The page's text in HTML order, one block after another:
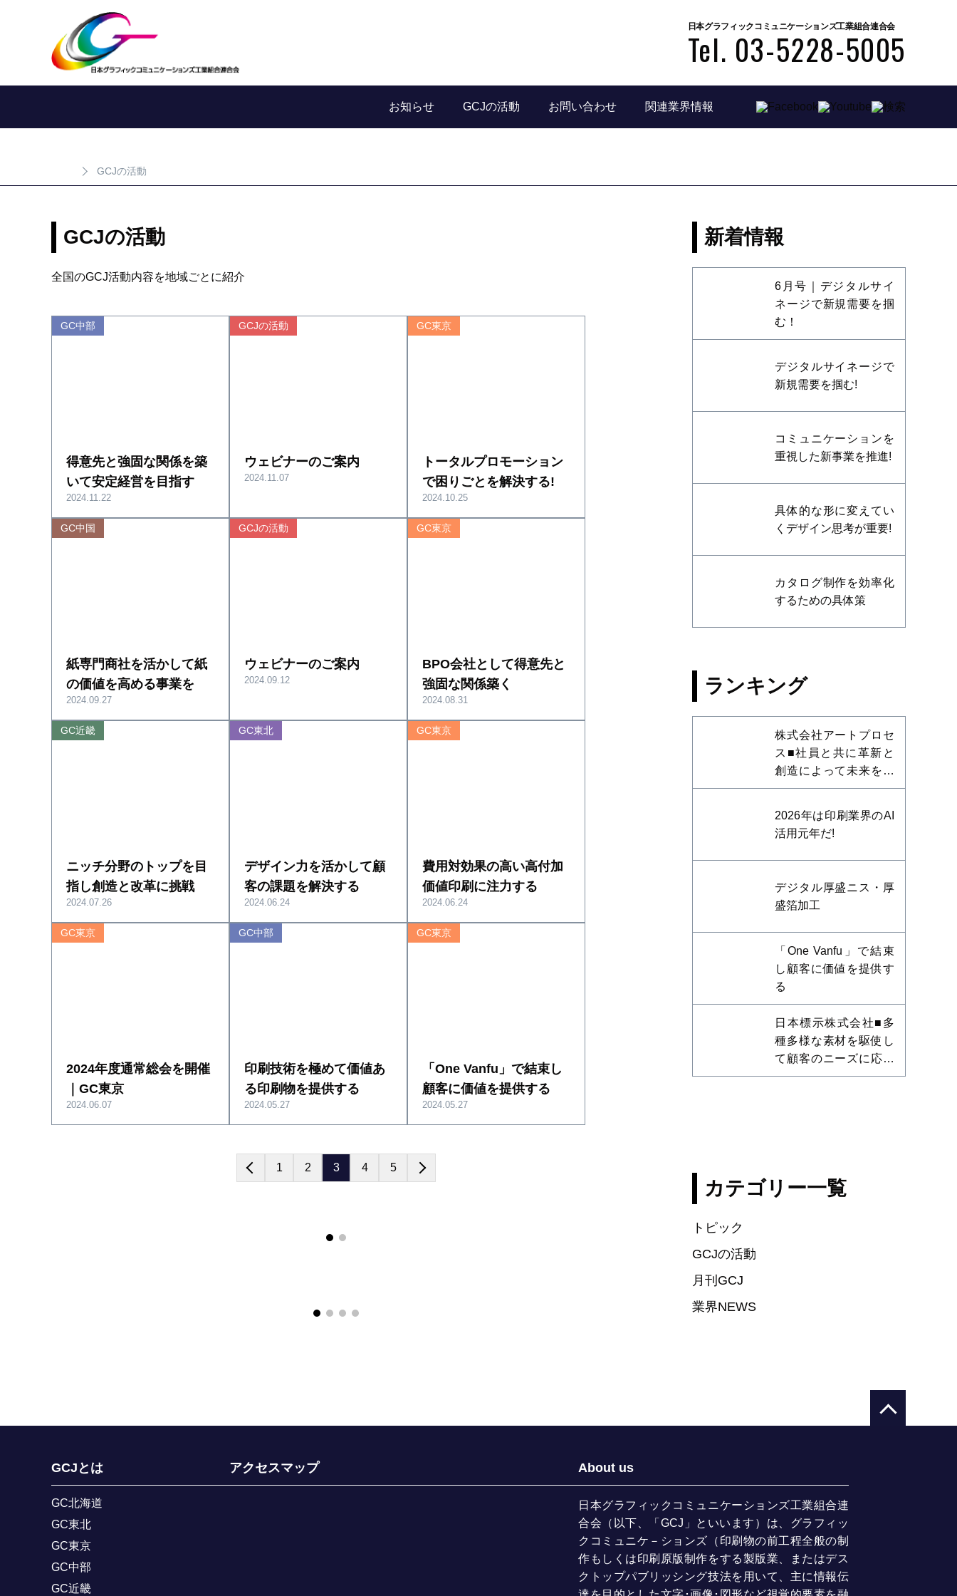
日本グラフィックコミュニケーションズ工業組合連合会
Tel. 03-5228-5005
お知らせ GCJの活動 お問い合わせ 関連業界情報
GCJの活動
GCJの活動
全国のGCJ活動内容を地域ごとに紹介
GC中部
得意先と強固な関係を築
いて安定経営を目指す
2024.11.22
GCJの活動
ウェビナーのご案内
2024.11.07
GC東京
トータルプロモーション
で困りごとを解決する!
2024.10.25
GC中国
紙専門商社を活かして紙
の価値を高める事業を
2024.09.27
GCJの活動
ウェビナーのご案内
2024.09.12
GC東京
BPO会社として得意先と
強固な関係築く
2024.08.31
GC近畿
ニッチ分野のトップを目
指し創造と改革に挑戦
2024.07.26
GC東北
デザイン力を活かして顧
客の課題を解決する
2024.06.24
GC東京
費用対効果の高い高付加
価値印刷に注力する
2024.06.24
GC東京
2024年度通常総会を開催
｜GC東京
2024.06.07
GC中部
印刷技術を極めて価値あ
る印刷物を提供する
2024.05.27
GC東京
「One Vanfu」で結束し
顧客に価値を提供する
2024.05.27
1 2 3 4 5
新着情報
6月号｜デジタルサイ
ネージで新規需要を掴
む！
デジタルサイネージで
新規需要を掴む!
コミュニケーションを
重視した新事業を推進!
具体的な形に変えてい
くデザイン思考が重要!
カタログ制作を効率化
するための具体策
ランキング
株式会社アートプロセ
ス■社員と共に革新と
創造によって未来を開
拓する
2026年は印刷業界のAI
活用元年だ!
デジタル厚盛ニス・厚
盛箔加工
「One Vanfu」で結束
し顧客に価値を提供す
る
日本標示株式会社■多
種多様な素材を駆使し
て顧客のニーズに応え
る
カテゴリー一覧
トピック
GCJの活動
月刊GCJ
業界NEWS
GCJとは
GC北海道
GC東北
GC東京
GC中部
GC近畿
アクセスマップ About us
日本グラフィックコミュニケーションズ工業組合連
合会（以下、「GCJ」といいます）は、グラフィッ
クコミュニケ－ションズ（印刷物の前工程全般の制
作もしくは印刷原版制作をする製版業、またはデス
クトップパブリッシング技法を用いて、主に情報伝